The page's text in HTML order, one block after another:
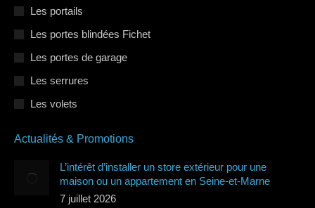
Les portails
Les portes blindées Fichet
Les portes de garage
Les serrures
Les volets
Actualités & Promotions
L’intérêt d’installer un store extérieur pour une
maison ou un appartement en Seine-et-Marne
7 juillet 2026